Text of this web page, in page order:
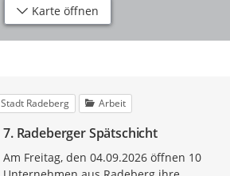
Karte öffnen
Stadt Radeberg Arbeit
7. Radeberger Spätschicht
Am Freitag, den 04.09.2026 öffnen 10